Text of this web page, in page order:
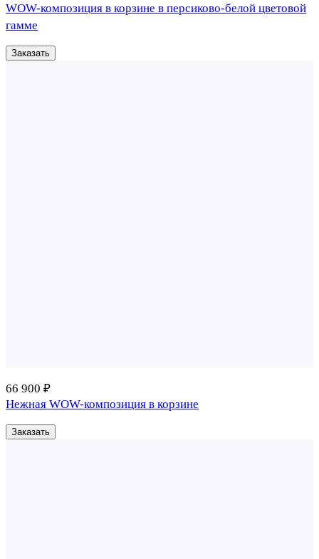
WOW-композиция в корзине в персиково-белой цветовой
гамме
Заказать
66 900 ₽
Нежная WOW-композиция в корзине
Заказать